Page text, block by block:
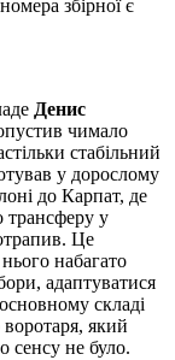
збірної є
Денис
чимало
стабільний
у дорослому
до Карпат, де
трансферу у
Це
набагато
адаптуватися
складі
воротаря, який
сенсу не було.